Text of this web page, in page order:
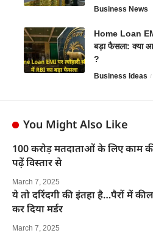
Business News
Home Loan
बड़ा फैसला: क्या
?
Business Ideas
You Might Also Like
100 करोड़ मतदाताओं के लिए काम
पढ़ें विस्तार से
March 7, 2025
ये तो दरिंदगी की इंतहा है…पैरों में
कर दिया मर्डर
March 7, 2025